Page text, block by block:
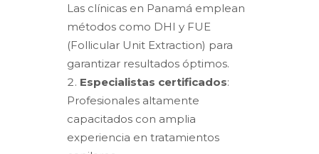
Las clínicas en Panamá emplean
métodos como DHI y FUE
(Follicular Unit Extraction) para
garantizar resultados óptimos.
Especialistas certificados:
Profesionales altamente
capacitados con amplia
experiencia en tratamientos